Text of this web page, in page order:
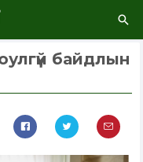
байдлын